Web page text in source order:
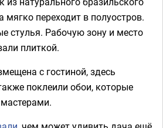
мягко переходит в полуостров.
стулья. Рабочую зону и место
плиткой.
с гостиной, здесь
поклеили обои, которые